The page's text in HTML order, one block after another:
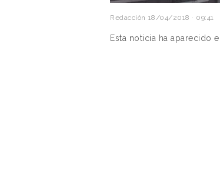
Redacción 18/04/2018 · 09:41
Esta noticia ha aparecido